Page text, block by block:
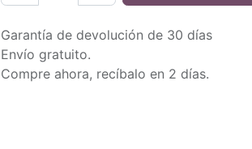
Garantía de devolución de 30 días
Envío gratuito.
Compre ahora, recíbalo en 2 días.